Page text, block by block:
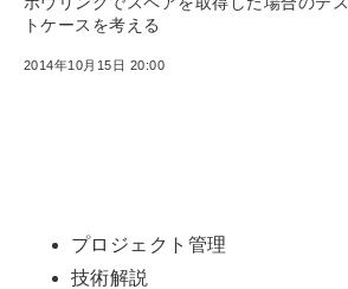
トケースを考える
2014年10月15日 20:00
プロジェクト管理
技術解説